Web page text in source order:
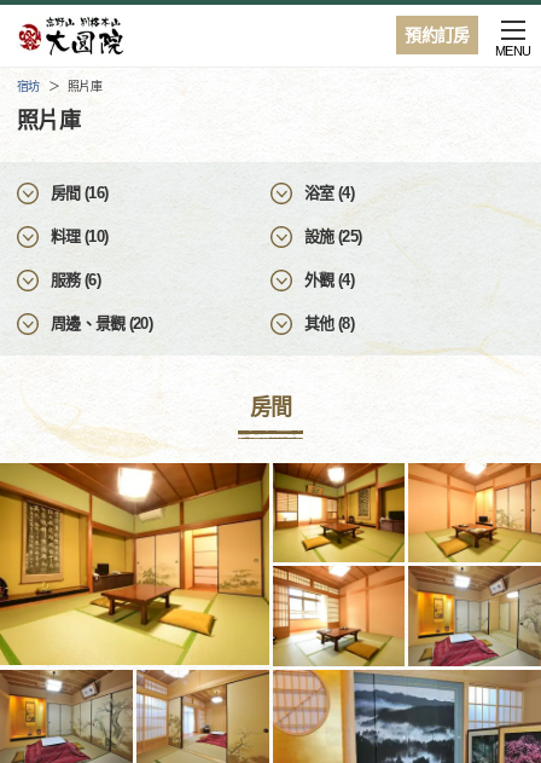
預約訂房
MENU
宿坊 照片庫
照片庫
房間 (16) 浴室 (4)
料理 (10) 設施 (25)
服務 (6) 外觀 (4)
周邊、景觀 (20) 其他 (8)
房間